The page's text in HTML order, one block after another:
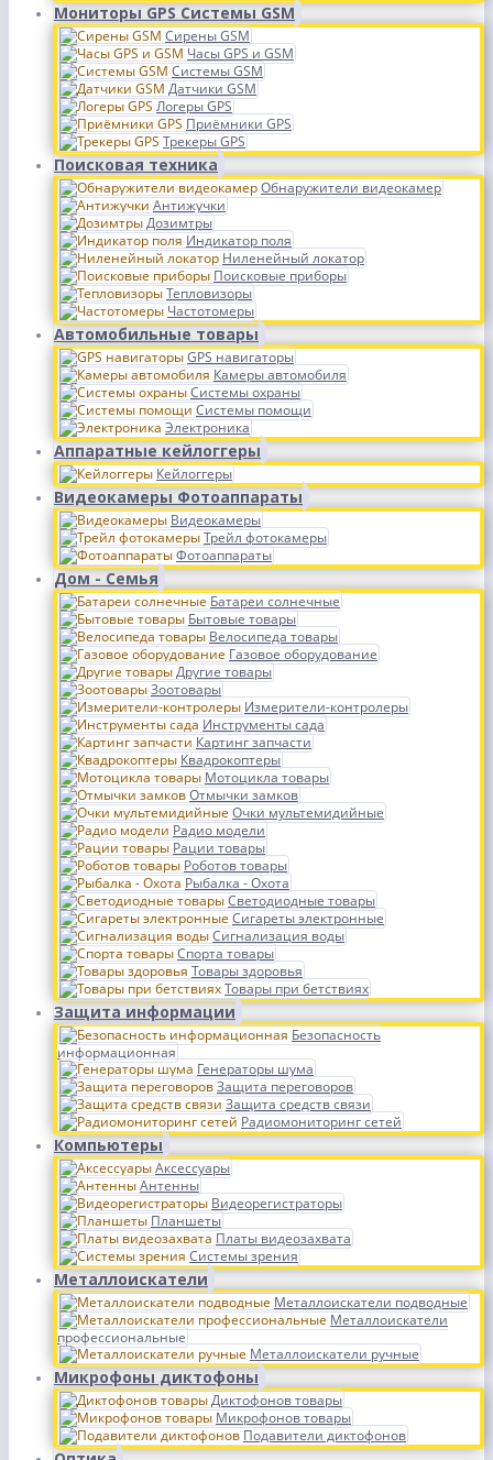
Мониторы GPS Системы GSM
Сирены GSM
Часы GPS и GSM
Системы GSM
Датчики GSM
Логеры GPS
Приёмники GPS
Трекеры GPS
Поисковая техника
Обнаружители видеокамер
Антижучки
Дозимтры
Индикатор поля
Ниленейный локатор
Поисковые приборы
Тепловизоры
Частотомеры
Автомобильные товары
GPS навигаторы
Камеры автомобиля
Системы охраны
Системы помощи
Электроника
Аппаратные кейлоггеры
Кейлоггеры
Видеокамеры Фотоаппараты
Видеокамеры
Трейл фотокамеры
Фотоаппараты
Дом - Семья
Батареи солнечные
Бытовые товары
Велосипеда товары
Газовое оборудование
Другие товары
Зоотовары
Измерители-контролеры
Инструменты сада
Картинг запчасти
Квадрокоптеры
Мотоцикла товары
Отмычки замков
Очки мультемидийные
Радио модели
Рации товары
Роботов товары
Рыбалка - Охота
Светодиодные товары
Сигареты электронные
Сигнализация воды
Спорта товары
Товары здоровья
Товары при бетствиях
Защита информации
Безопасность
информационная
Генераторы шума
Защита переговоров
Защита средств связи
Радиомониторинг сетей
Компьютеры
Аксессуары
Антенны
Видеорегистраторы
Планшеты
Платы видеозахвата
Системы зрения
Металлоискатели
Металлоискатели подводные
Металлоискатели
профессиональные
Металлоискатели ручные
Микрофоны диктофоны
Диктофонов товары
Микрофонов товары
Подавители диктофонов